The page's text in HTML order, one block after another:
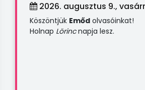
2026. augusztus 9.,
Köszöntjük Emőd olvasóinkat!
Holnap Lörincnapja lesz.